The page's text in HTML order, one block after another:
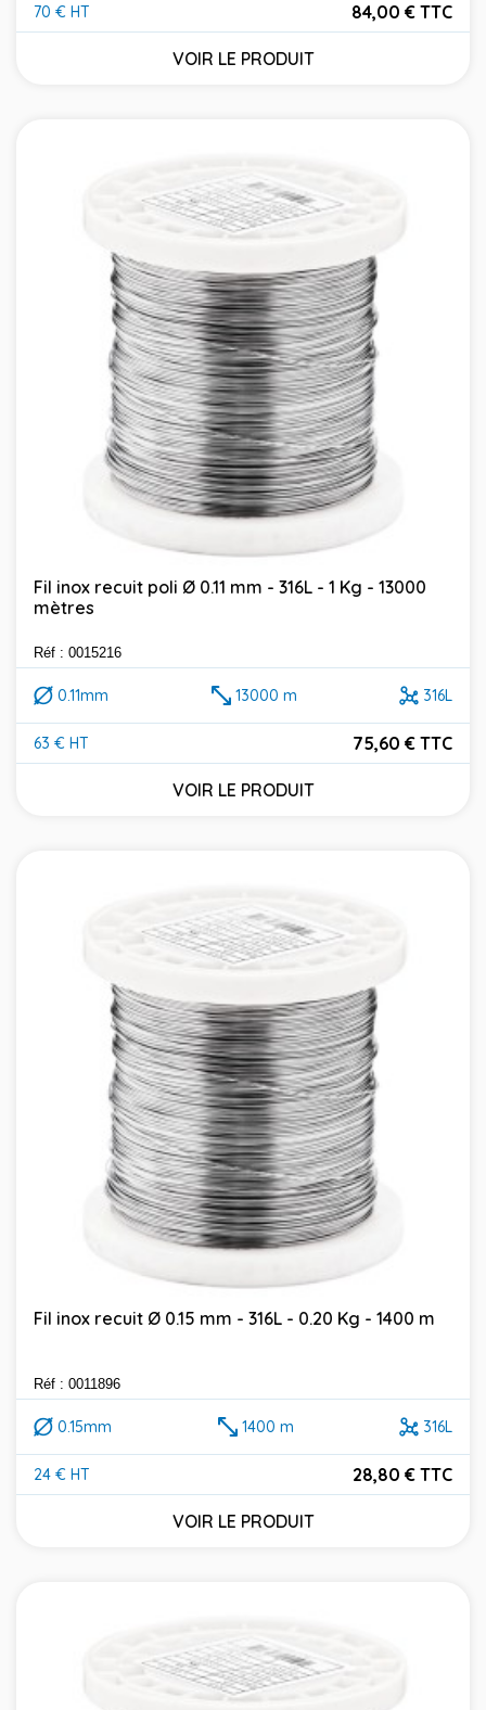
70 € HT
Prix
84,00 € TTC
VOIR LE PRODUIT
Fil inox recuit poli Ø 0.11 mm - 316L - 1 Kg - 13000
mètres
Réf : 0015216
0.11mm 13000 m 316L
63 € HT
Prix
75,60 € TTC
VOIR LE PRODUIT
Fil inox recuit Ø 0.15 mm - 316L - 0.20 Kg - 1400 m
Réf : 0011896
0.15mm 1400 m 316L
24 € HT
Prix
28,80 € TTC
VOIR LE PRODUIT